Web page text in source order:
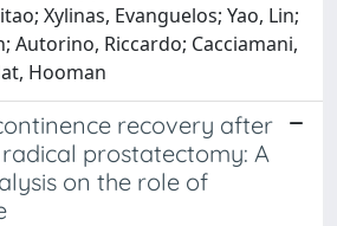
Xylinas, Evanguelos; Yao, Lin;
Autorino, Riccardo; Cacciamani,
Hooman
recovery after
prostatectomy: A
on the role of